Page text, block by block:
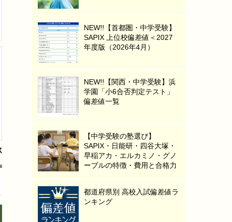
NEW!!【首都圏・中学受験】
SAPIX 上位校偏差値＜2027
年度版（2026年4月）
NEW!!【関西・中学受験】浜
学園「小6合否判定テスト」
偏差値一覧
【中学受験の塾選び】
SAPIX・日能研・四谷大塚・
早稲アカ・エルカミノ・グノ
ーブルの特徴・費用と合格力
都道府県別 高校入試偏差値ラ
ンキング